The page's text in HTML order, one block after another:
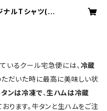
ルTシャツ(黒)
いるクール宅急便には、 冷蔵
ただいた時に最高に美味しい状
ンは冷凍で、生ハムは冷蔵
ります。牛タンと生ハムをご注